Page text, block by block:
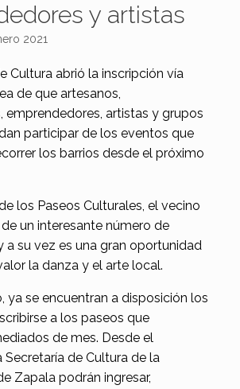
y artistas
2021
Cultura abrió la inscripción vía
de que artesanos,
emprendedores, artistas y grupos
participar de los eventos que
los barrios desde el próximo
los Paseos Culturales, el vecino
un interesante número de
a su vez es una gran oportunidad
la danza y el arte local.
ya se encuentran a disposición los
a los paseos que
de mes. Desde el
Secretaría de Cultura de la
Zapala podrán ingresar,